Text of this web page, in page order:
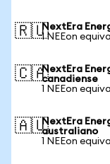
🇷🇺NextEra
1 NEEon
🇨🇦NextEra
canadiense
1 NEEon
🇦🇺NextEra
australiano
1 NEEon